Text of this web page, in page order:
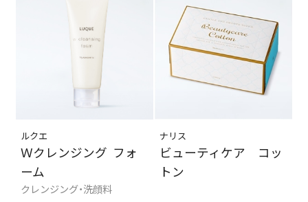
ルクエ
Ｗクレンジング フォ
ーム
クレンジング・洗顔料
ナリス
ビューティケア コッ
トン